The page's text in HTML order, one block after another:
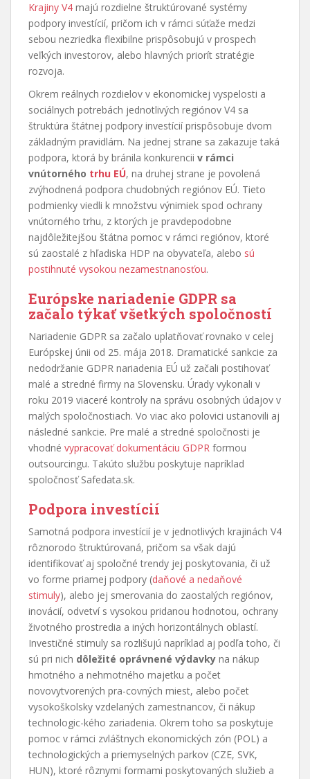
Krajiny V4 majú rozdielne štruktúrované systémy
podpory investícií, pričom ich v rámci súťaže medzi
sebou nezriedka flexibilne prispôsobujú v prospech
veľkých investorov, alebo hlavných priorít stratégie
rozvoja.
Okrem reálnych rozdielov v ekonomickej vyspelosti a
sociálnych potrebách jednotlivých regiónov V4 sa
štruktúra štátnej podpory investícií prispôsobuje dvom
základným pravidlám. Na jednej strane sa zakazuje taká
podpora, ktorá by bránila konkurencii v rámci
vnútorného trhu EÚ, na druhej strane je povolená
zvýhodnená podpora chudobných regiónov EÚ. Tieto
podmienky viedli k množstvu výnimiek spod ochrany
vnútorného trhu, z ktorých je pravdepodobne
najdôležitejšou štátna pomoc v rámci regiónov, ktoré
sú zaostalé z hľadiska HDP na obyvateľa, alebo sú
postihnuté vysokou nezamestnanosťou.
Európske nariadenie GDPR sa
začalo týkať všetkých spoločností
Nariadenie GDPR sa začalo uplatňovať rovnako v celej
Európskej únii od 25. mája 2018. Dramatické sankcie za
nedodržanie GDPR nariadenia EÚ už začali postihovať
malé a stredné firmy na Slovensku. Úrady vykonali v
roku 2019 viaceré kontroly na správu osobných údajov v
malých spoločnostiach. Vo viac ako polovici ustanovili aj
následné sankcie. Pre malé a stredné spoločnosti je
vhodné vypracovať dokumentáciu GDPR formou
outsourcingu. Takúto službu poskytuje napríklad
spoločnosť Safedata.sk.
Podpora investícií
Samotná podpora investícií je v jednotlivých krajinách V4
rôznorodo štruktúrovaná, pričom sa však dajú
identifikovať aj spoločné trendy jej poskytovania, či už
vo forme priamej podpory (daňové a nedaňové
stimuly), alebo jej smerovania do zaostalých regiónov,
inovácií, odvetví s vysokou pridanou hodnotou, ochrany
životného prostredia a iných horizontálnych oblastí.
Investičné stimuly sa rozlišujú napríklad aj podľa toho, či
sú pri nich dôležité oprávnené výdavky na nákup
hmotného a nehmotného majetku a počet
novovytvorených pra-covných miest, alebo počet
vysokoškolsky vzdelaných zamestnancov, či nákup
technologic-kého zariadenia. Okrem toho sa poskytuje
pomoc v rámci zvláštnych ekonomických zón (POL) a
technologických a priemyselných parkov (CZE, SVK,
HUN), ktoré rôznymi formami poskytovaných služieb a